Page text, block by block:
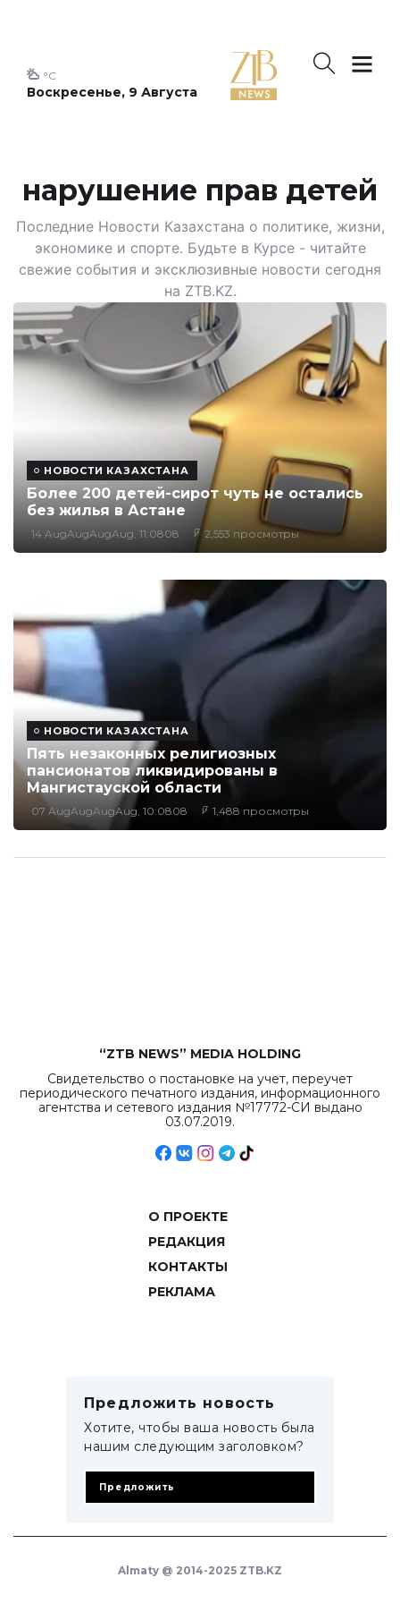
Воскресенье, 9 Августа
°C
нарушение прав детей
Последние Новости Казахстана о политике, жизни,
экономике и спорте. Будьте в Курсе - читайте
свежие события и эксклюзивные новости сегодня
на ZTB.KZ.
НОВОСТИ КАЗАХСТАНА
Более 200 детей-сирот чуть не остались
без жилья в Астане
14 AugAugAugAug, 11:0808 2,553 просмотры
НОВОСТИ КАЗАХСТАНА
Пять незаконных религиозных
пансионатов ликвидированы в
Мангистауской области
07 AugAugAugAug, 10:0808 1,488 просмотры
“ZTB NEWS” MEDIA HOLDING
Свидетельство о постановке на учет, переучет
периодического печатного издания, информационного
агентства и сетевого издания №17772-СИ выдано
03.07.2019.
О ПРОЕКТЕ
РЕДАКЦИЯ
КОНТАКТЫ
РЕКЛАМА
Предложить новость
Хотите, чтобы ваша новость была
нашим следующим заголовком?
Предложить
Almaty @ 2014-2025 ZTB.KZ